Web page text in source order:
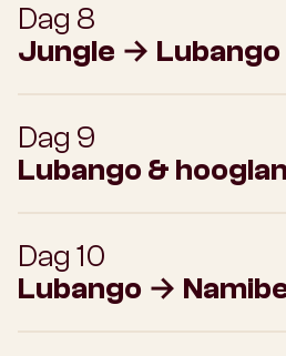
Dag 8
Jungle → Lubango
Dag 9
Lubango &
Dag 10
Lubango →